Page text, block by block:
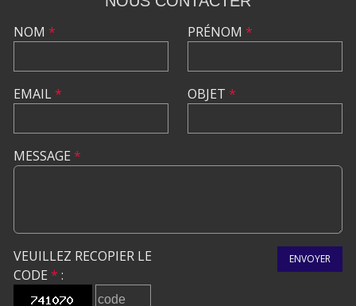
NOM *
EMAIL*
PRÉNOM *
OBJET *
MESSAGE *
VEUILLEZ RECOPIER LE
CODE * :
ENVOYER